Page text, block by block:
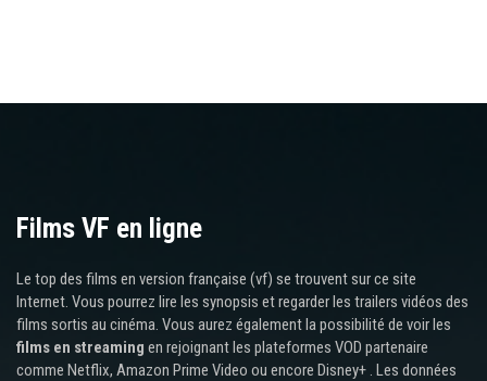
Films VF en ligne
Le top des films en version française (vf) se trouvent sur ce site
Internet. Vous pourrez lire les synopsis et regarder les trailers vidéos des
films sortis au cinéma. Vous aurez également la possibilité de voir les
films en streaming en rejoignant les plateformes VOD partenaire
comme Netflix, Amazon Prime Video ou encore Disney+ . Les données